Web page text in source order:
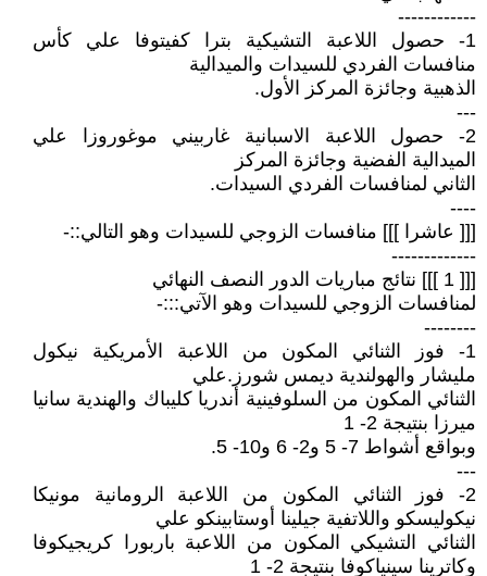
------------
1- حصول اللاعبة التشيكية بترا كفيتوفا علي كأس
منافسات الفردي للسيدات والميدالية
الذهبية وجائزة المركز الأول.
---
2- حصول اللاعبة الاسبانية غاربيني موغوروزا علي
الميدالية الفضية وجائزة المركز
الثاني لمنافسات الفردي السيدات.
----
[[[ عاشرا ]]] منافسات الزوجي للسيدات وهو التالي::-
-------------
[[[ 1 ]]] نتائج مباريات الدور النصف النهائي
لمنافسات الزوجي للسيدات وهو الآتي:::-
--------
1- فوز الثنائي المكون من اللاعبة الأمريكية نيكول
مليشار والهولندية ديمس شورز.علي
الثنائي المكون من السلوفينية أندريا كليباك والهندية سانيا
ميرزا بنتيجة 2- 1
وبواقع أشواط 7- 5 و2- 6 و10- 5.
---
2- فوز الثنائي المكون من اللاعبة الرومانية مونيكا
نيكوليسكو واللاتفية جيلينا أوستابينكو علي
الثنائي التشيكي المكون من اللاعبة باربورا كريجيكوفا
وكاترينا سينياكوفا بنتيجة 2- 1